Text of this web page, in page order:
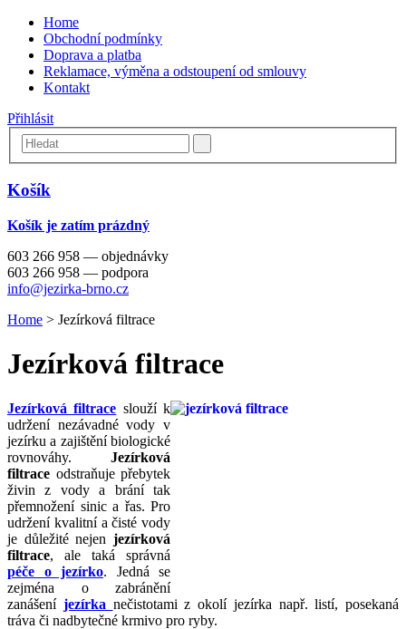
Home
Obchodní podmínky
Doprava a platba
Reklamace, výměna a odstoupení od smlouvy
Kontakt
Přihlásit
Košík
Košík je zatím prázdný
603 266 958 — objednávky
603 266 958 — podpora
info@jezirka-brno.cz
Home > Jezírková filtrace
Jezírková filtrace
Jezírková filtrace slouží k
udržení nezávadné vody v
jezírku a zajištění biologické
rovnováhy. Jezírková
filtrace odstraňuje přebytek
živin z vody a brání tak
přemnožení sinic a řas. Pro
udržení kvalitní a čisté vody
je důležité nejen jezírková
filtrace, ale taká správná
péče o jezírko. Jedná se
zejména o zabránění
zanášení jezírka nečistotami z okolí jezírka např. listí, posekaná
tráva či nadbytečné krmivo pro ryby.